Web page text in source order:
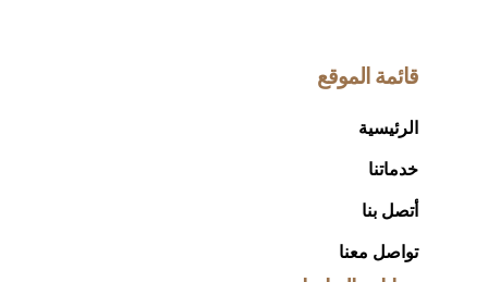
قائمة الموقع
الرئيسية
خدماتنا
أتصل بنا
تواصل معنا